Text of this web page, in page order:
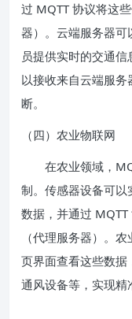
过 MQTT 协议将这
器）。云端服务器
员提供实时的交通
以接收来自云端服
断。
（四）农业物联网
在农业领域，
制。传感器设备可
数据，并通过
（代理服务器）。
页界面查看这些数据
通风设备等，实现精